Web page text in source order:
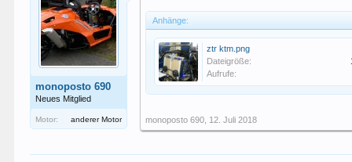
monoposto 690
Neues Mitglied
Motor: anderer Motor
Anhänge:
ztr ktm.png
Dateigröße:
Aufrufe:
monoposto 690 12. Juli 2018